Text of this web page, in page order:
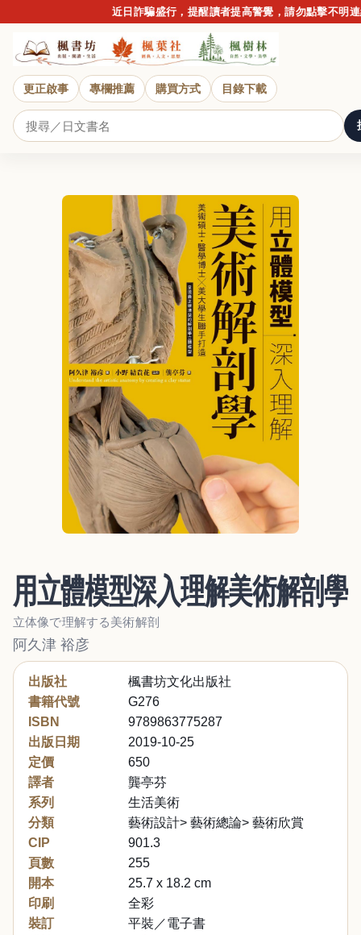
近日詐騙盛行，提醒讀者提高警覺，請勿點擊不明連
更正啟事 專欄推薦 購買方式 目錄下載
用立體模型深入理解美術解剖學
立体像で理解する美術解剖
阿久津 裕彦
出版社
楓書坊文化出版社
書籍代號
G276
ISBN
9789863775287
出版日期
2019-10-25
定價
650
譯者
龔亭芬
系列
生活美術
分類
藝術設計> 藝術總論> 藝術欣賞
CIP
901.3
頁數
255
開本
25.7 x 18.2 cm
印刷
全彩
裝訂
平裝／電子書